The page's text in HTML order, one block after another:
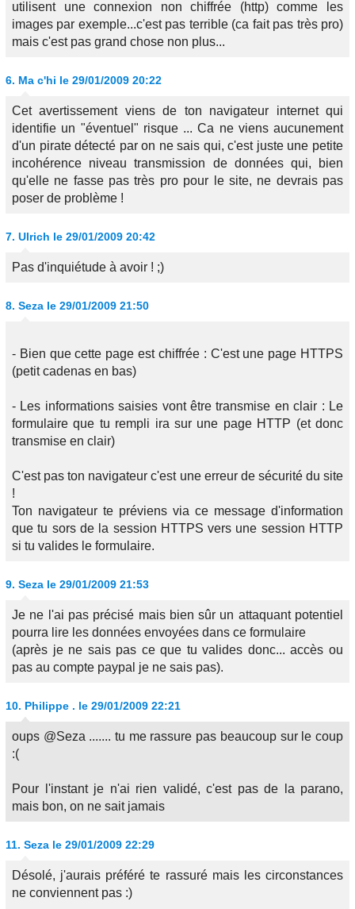
utilisent une connexion non chiffrée (http) comme les
images par exemple...c'est pas terrible (ca fait pas très pro)
mais c'est pas grand chose non plus...
6. Ma c'hi le 29/01/2009 20:22
Cet avertissement viens de ton navigateur internet qui
identifie un "éventuel" risque ... Ca ne viens aucunement
d'un pirate détecté par on ne sais qui, c'est juste une petite
incohérence niveau transmission de données qui, bien
qu'elle ne fasse pas très pro pour le site, ne devrais pas
poser de problème !
7. Ulrich le 29/01/2009 20:42
Pas d'inquiétude à avoir ! ;)
8. Seza le 29/01/2009 21:50
- Bien que cette page est chiffrée : C'est une page HTTPS
(petit cadenas en bas)
- Les informations saisies vont être transmise en clair : Le
formulaire que tu rempli ira sur une page HTTP (et donc
transmise en clair)
C'est pas ton navigateur c'est une erreur de sécurité du site
!
Ton navigateur te préviens via ce message d'information
que tu sors de la session HTTPS vers une session HTTP
si tu valides le formulaire.
9. Seza le 29/01/2009 21:53
Je ne l'ai pas précisé mais bien sûr un attaquant potentiel
pourra lire les données envoyées dans ce formulaire
(après je ne sais pas ce que tu valides donc... accès ou
pas au compte paypal je ne sais pas).
10. Philippe . le 29/01/2009 22:21
oups @Seza ....... tu me rassure pas beaucoup sur le coup
:(
Pour l'instant je n'ai rien validé, c'est pas de la parano,
mais bon, on ne sait jamais
11. Seza le 29/01/2009 22:29
Désolé, j'aurais préféré te rassuré mais les circonstances
ne conviennent pas :)